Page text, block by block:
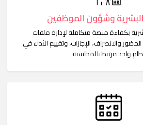
البشرية وشؤون الموظفين
بكفاءة منصة متكاملة لإدارة ملفات
والانصراف، الإجازات، وتقييم الأداء في
واحد مرتبط بالمحاسبة